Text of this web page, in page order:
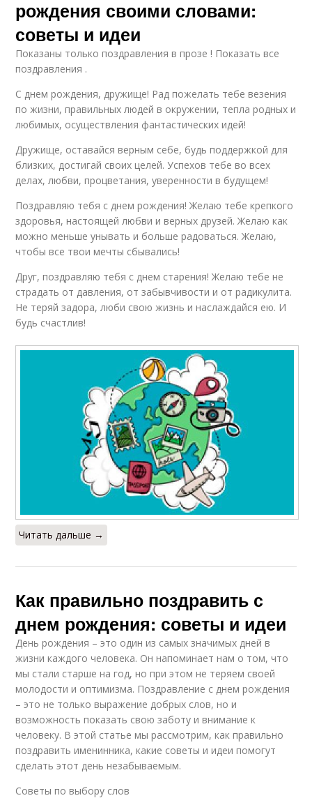
рождения своими словами:
советы и идеи
Показаны только поздравления в прозе ! Показать все
поздравления .
С днем рождения, дружище! Рад пожелать тебе везения
по жизни, правильных людей в окружении, тепла родных и
любимых, осуществления фантастических идей!
Дружище, оставайся верным себе, будь поддержкой для
близких, достигай своих целей. Успехов тебе во всех
делах, любви, процветания, уверенности в будущем!
Поздравляю тебя с днем рождения! Желаю тебе крепкого
здоровья, настоящей любви и верных друзей. Желаю как
можно меньше унывать и больше радоваться. Желаю,
чтобы все твои мечты сбывались!
Друг, поздравляю тебя с днем старения! Желаю тебе не
страдать от давления, от забывчивости и от радикулита.
Не теряй задора, люби свою жизнь и наслаждайся ею. И
будь счастлив!
Читать дальше →
Как правильно поздравить с
днем рождения: советы и идеи
День рождения – это один из самых значимых дней в
жизни каждого человека. Он напоминает нам о том, что
мы стали старше на год, но при этом не теряем своей
молодости и оптимизма. Поздравление с днем рождения
– это не только выражение добрых слов, но и
возможность показать свою заботу и внимание к
человеку. В этой статье мы рассмотрим, как правильно
поздравить именинника, какие советы и идеи помогут
сделать этот день незабываемым.
Советы по выбору слов